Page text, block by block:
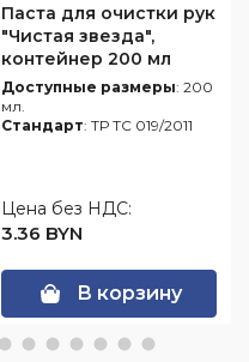
Паста для очистки рук
"Чистая звезда",
контейнер 200 мл
(рецептура Германии)
Доступные размеры: 200
мл.
Стандарт: ТР ТС 019/2011
Цена без НДС:
3.36 BYN
В корзину